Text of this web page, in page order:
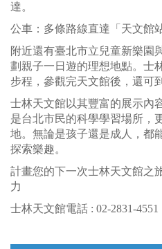
達。
公車：多條路線直達「天文館
附近還有臺北市立兒童新樂園
劃親子一日遊的理想地點。士
步程，參觀完天文館後，還可
士林天文館以其豐富的展示內
是台北市民的科學學習場所，
地。無論是孩子還是成人，都
探索樂趣。
計畫您的下一次士林天文館之
力
士林天文館電話 : 02-2831-4551